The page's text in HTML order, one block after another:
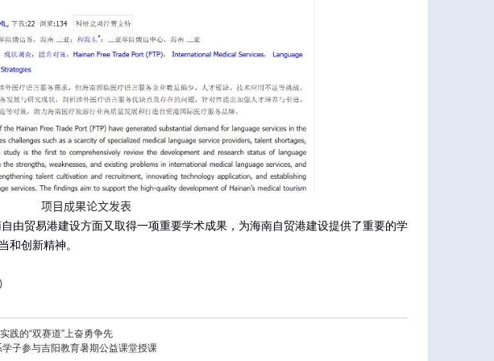
项目成果论文发表
由贸易港建设方面又取得一项重要学术成果，为海南自贸港建设提供了重要的学
和创新精神。
）
践的“双赛道”上奋勇争先
子参与吉阳教育暑期公益课堂授课